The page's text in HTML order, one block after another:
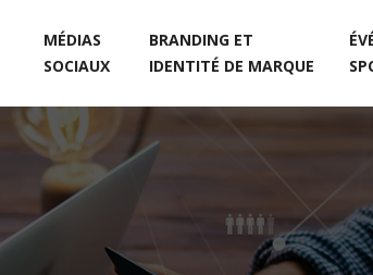
MÉDIAS
SOCIAUX
BRANDING ET
IDENTITÉ DE MARQUE